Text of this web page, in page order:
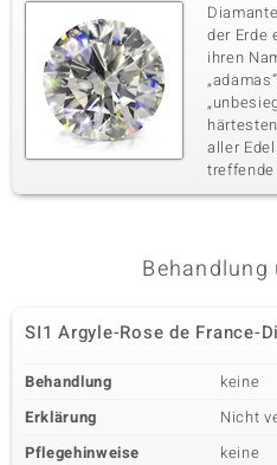
der Erde
ihren
aller
Behandlung
SI1 Argyle-Rose de France-
Behandlung
keine
Erklärung
Nicht
Pflegehinweise
keine